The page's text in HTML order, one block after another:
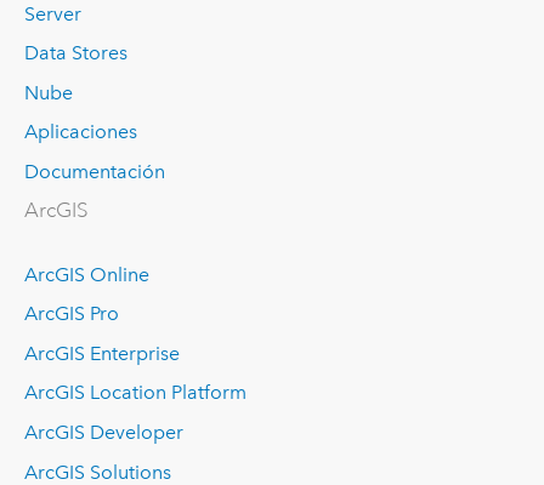
Server
Data Stores
Nube
Aplicaciones
Documentación
ArcGIS
ArcGIS Online
ArcGIS Pro
ArcGIS Enterprise
ArcGIS Location Platform
ArcGIS Developer
ArcGIS Solutions